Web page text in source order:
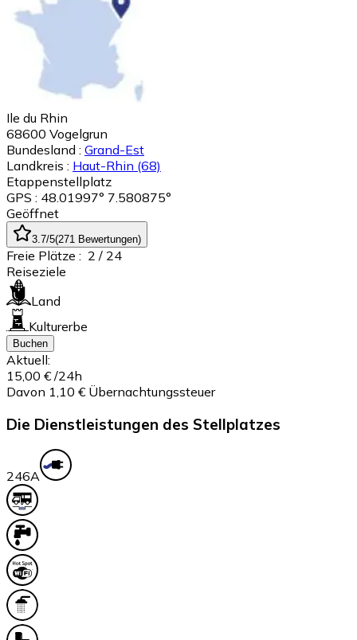
Ile du Rhin
68600 Vogelgrun
Bundesland : Grand-Est
Landkreis : Haut-Rhin (68)
Etappenstellplatz
GPS : 48.01997° 7.580875°
Geöffnet
3.7/5(271 Bewertungen)
Freie Plätze : 2 / 24
Reiseziele
Land
Kulturerbe
Buchen
Aktuell:
15,00 € /24h
Davon 1,10 € Übernachtungssteuer
Die Dienstleistungen des Stellplatzes
246A